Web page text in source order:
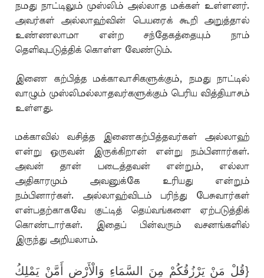
நமது நாட்டிலும் முஸ்லிம் அல்லாத மக்கள் உள்ளனர்.
அவர்கள் அல்லாஹ்வின் பெயரைக் கூறி அறுத்தால்
உண்ணலாமா என்ற சந்தேகத்தையும் நாம்
தெளிவுபடுத்திக் கொள்ள வேண்டும்.
இணை கற்பித்த மக்காவாசிகளுக்கும், நமது நாட்டில்
வாழும் முஸ்லிமல்லாதவர்களுக்கும் பெரிய வித்தியாசம்
உள்ளது.
மக்காவில் வசித்த இணைகற்பித்தவர்கள் அல்லாஹ்
என்று ஒருவன் இருக்கிறான் என்று நம்பினார்கள்.
அவன் தான் படைத்தவன் என்றும், எல்லா
அதிகாரமும் அவனுக்கே உரியது என்றும்
நம்பினார்கள். அல்லாஹ்விடம் பரிந்து பேசுவார்கள்
என்பதற்காகவே குட்டித் தெய்வங்களை ஏற்படுத்திக்
கொண்டார்கள். இதைப் பின்வரும் வசனங்களில்
இருந்து அறியலாம்.
{قُلْ مَنْ يَرْزُقُكُمْ مِنَ السَّمَاءِ وَالْأَرْضِ أَمَّنْ يَمْلِكُ